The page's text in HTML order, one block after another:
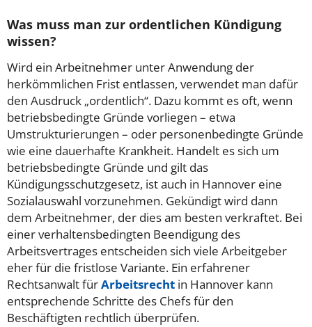
Was muss man zur ordentlichen Kündigung
wissen?
Wird ein Arbeitnehmer unter Anwendung der
herkömmlichen Frist entlassen, verwendet man dafür
den Ausdruck „ordentlich“. Dazu kommt es oft, wenn
betriebsbedingte Gründe vorliegen – etwa
Umstrukturierungen – oder personenbedingte Gründe
wie eine dauerhafte Krankheit. Handelt es sich um
betriebsbedingte Gründe und gilt das
Kündigungsschutzgesetz, ist auch in Hannover eine
Sozialauswahl vorzunehmen. Gekündigt wird dann
dem Arbeitnehmer, der dies am besten verkraftet. Bei
einer verhaltensbedingten Beendigung des
Arbeitsvertrages entscheiden sich viele Arbeitgeber
eher für die fristlose Variante. Ein erfahrener
Rechtsanwalt fürArbeitsrecht in Hannover kann
entsprechende Schritte des Chefs für den
Beschäftigten rechtlich überprüfen.